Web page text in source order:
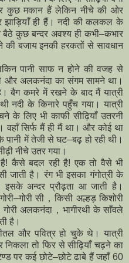
कुछ मकान हैं लेकिन नीचे की ओर
ही हैं। नदी की कलकल के
बैठे कुछ बन्दर अवश्य ही कभी–कभार
बजाय इनकी हरकतों से सावधान
पानी साफ न होने की वजह से
और अलकनंदा का संगम सामने था।
बैग कमरे में रखने के बाद मैं यात्री
नदी के किनारे पहुँच गया। यात्री
के लिए भी काफी सीढ़ियाँ उतरनी
वहाँ सिर्फ मैं ही मैं था। और कोई था
में तेजी से घट–बढ़ हो रही थी।
नीचे उतर गया।
कैसे बदल रही हैǃ एक तो वैसे भी
है। रंग भी इसका गंगोत्री के
अन्दर प्रौढ़ता आ जाती है।
सी，किसी अल्हड़ किशोरी
अलकनंदा，भागीरथी के साँवले
है।
और पवित्र हो चुके थे। यात्री
निकला तो फिर से सीढ़ियाँ चढ़ने का
पर कई छोटे–छोटे ढाबे हैं जहाँ 60